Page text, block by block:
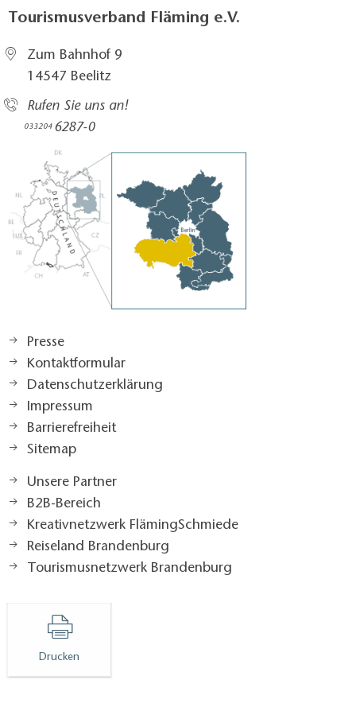
Tourismusverband Fläming e.V.
Zum Bahnhof 9
14547 Beelitz
Rufen Sie uns an!
033204 6287-0
Presse
Kontaktformular
Datenschutzerklärung
Impressum
Barrierefreiheit
Sitemap
Unsere Partner
B2B-Bereich
Kreativnetzwerk FlämingSchmiede
Reiseland Brandenburg
Tourismusnetzwerk Brandenburg
Drucken